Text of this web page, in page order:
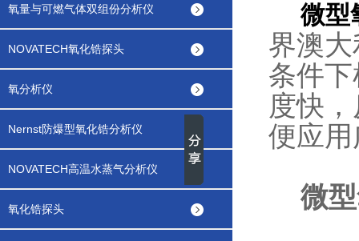
氧量与可燃气体双组份分析仪
NOVATECH氧化锆探头
氧分析仪
Nernst防爆型氧化锆分析仪
NOVATECH高温水蒸气分析仪
氧化锆探头
微型
界澳
条件
度快
便应
微